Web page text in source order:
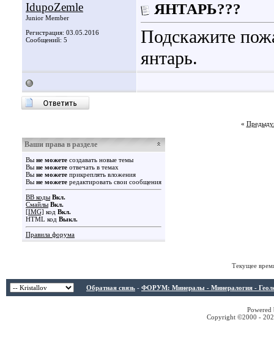
IdupoZemle
Junior Member
Регистрация: 03.05.2016
Сообщений: 5
ЯНТАРЬ???
Подскажите
янтарь.
«
Ваши права в разделе
Вы не можете создавать новые темы
Вы не можете отвечать в темах
Вы не можете прикреплять вложения
Вы не можете редактировать свои сообщения
BB коды Вкл.
Смайлы Вкл.
[IMG] код Вкл.
HTML код Выкл.
Правила форума
Текущее
Обратная связь - ФОРУМ: Минералы - Минералогия -
Copyright ©2000 -